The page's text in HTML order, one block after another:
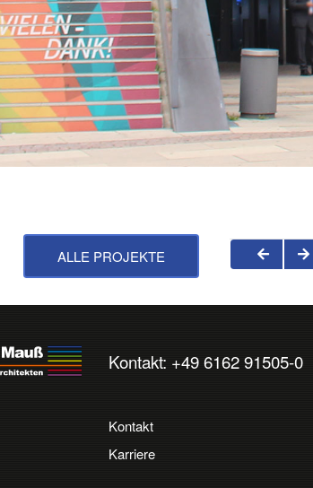
ALLE PROJEKTE
Kontakt: +49 6162 91505-0
Kontakt
Karriere